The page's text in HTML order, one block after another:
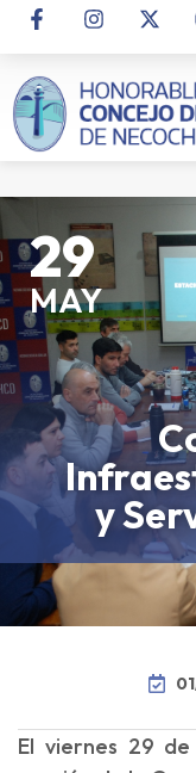
29
MAY
y
El viernes 29